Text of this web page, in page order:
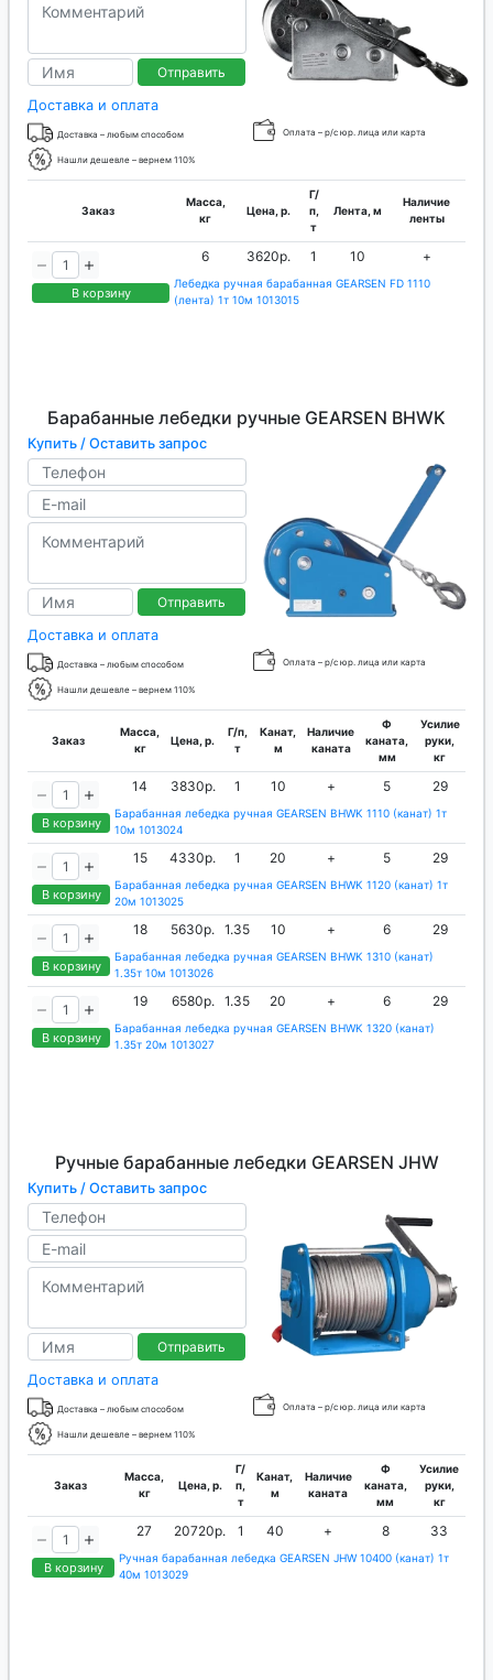
Отправить
Доставка и оплата
Доставка – любым способом Оплата – р/с юр. лица или карта
Нашли дешевле – вернем 110%
Заказ
Масса,
кг
Цена, р.
Г/
п,
т
Лента, м
Наличие
ленты
В корзину
6 3620р. 1 10 +
Лебедка ручная барабанная GEARSEN FD 1110
(лента) 1т 10м 1013015
Барабанные лебедки ручные GEARSEN BHWK
Купить / Оставить запрос
Отправить
Доставка и оплата
Доставка – любым способом Оплата – р/с юр. лица или карта
Нашли дешевле – вернем 110%
Заказ
Масса,
кг
Цена, р.
Г/п,
т
Канат,
м
Наличие
каната
Ф
каната,
мм
Усилие
руки,
кг
В корзину
14 3830р. 1 10 + 5 29
Барабанная лебедка ручная GEARSEN BHWK 1110 (канат) 1т
10м 1013024
В корзину
15 4330р. 1 20 + 5 29
Барабанная лебедка ручная GEARSEN BHWK 1120 (канат) 1т
20м 1013025
В корзину
18 5630р. 1.35 10 + 6 29
Барабанная лебедка ручная GEARSEN BHWK 1310 (канат)
1.35т 10м 1013026
В корзину
19 6580р. 1.35 20 + 6 29
Барабанная лебедка ручная GEARSEN BHWK 1320 (канат)
1.35т 20м 1013027
Ручные барабанные лебедки GEARSEN JHW
Купить / Оставить запрос
Отправить
Доставка и оплата
Доставка – любым способом Оплата – р/с юр. лица или карта
Нашли дешевле – вернем 110%
Заказ
Масса,
кг
Цена, р.
Г/
п,
т
Канат,
м
Наличие
каната
Ф
каната,
мм
Усилие
руки,
кг
В корзину
27 20720р. 1 40 + 8 33
Ручная барабанная лебедка GEARSEN JHW 10400 (канат) 1т
40м 1013029